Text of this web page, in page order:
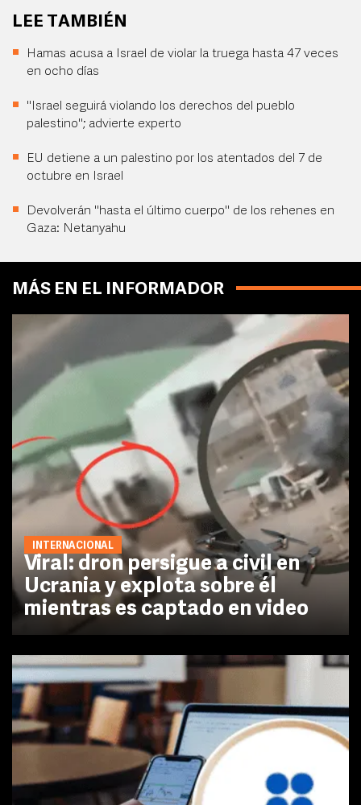
LEE TAMBIÉN
Hamas acusa a Israel de violar la truega hasta 47 veces
en ocho días
"Israel seguirá violando los derechos del pueblo
palestino"; advierte experto
EU detiene a un palestino por los atentados del 7 de
octubre en Israel
Devolverán "hasta el último cuerpo" de los rehenes en
Gaza: Netanyahu
MÁS EN EL INFORMADOR
INTERNACIONAL
Viral: dron persigue a civil en
Ucrania y explota sobre él
mientras es captado en video